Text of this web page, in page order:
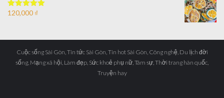
Được xếp
120,000 ₫
Cuộc sống Sài Gòn, Tin tức Sài Gòn, Tin hot Sài Gòn, Công nghệ, Du lịch đời
sống, Mạng xã hội, Làm đẹp, Sức khoẻ phụ nữ, Tâm sự, Thời trang hàn quốc,
Truyện hay